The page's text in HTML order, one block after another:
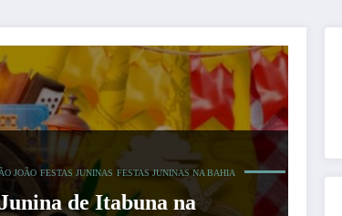
JOÃO FESTAS JUNINAS FESTAS JUNINAS NA BAHIA
de Itabuna na